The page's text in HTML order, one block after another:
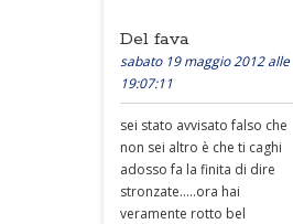
Del fava
sabato 19 maggio 2012 alle
19:07:11
sei stato avvisato falso che
non sei altro è che ti caghi
adosso fa la finita di dire
stronzate.....ora hai
veramente rotto bel